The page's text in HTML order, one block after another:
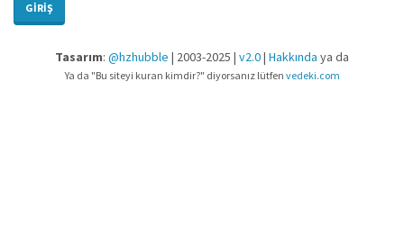
GIRIŞ
Tasarım: @hzhubble | 2003-2025 | v2.0| Hakkında ya da
Ya da "Bu siteyi kuran kimdir?" diyorsanız lütfen vedeki.com